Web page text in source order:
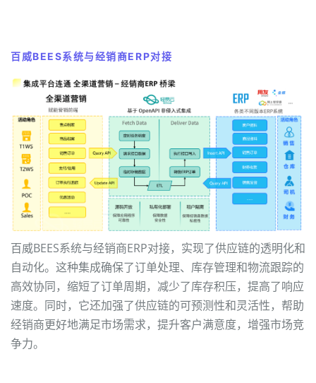
百威BEES系统与经销商ERP对接
百威BEES系统与经销商ERP对接，实现了供应链的透明化和
自动化。这种集成确保了订单处理、库存管理和物流跟踪的
高效协同，缩短了订单周期，减少了库存积压，提高了响应
速度。同时，它还加强了供应链的可预测性和灵活性，帮助
经销商更好地满足市场需求，提升客户满意度，增强市场竞
争力。